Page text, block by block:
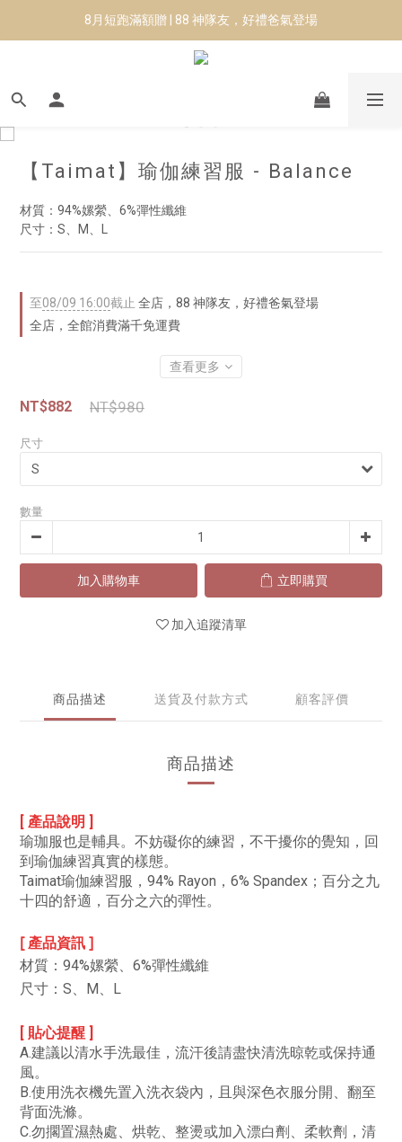
8月短跑滿額贈 | 88 神隊友，好禮爸氣登場
8月短跑滿額贈 | 88 神隊友，好禮爸氣登場
✨CURARING-韓國多功能深層按摩環｜新品預購88折！✨
Manduka-跟著青蛙去旅行｜快閃第二站-台南
【Taimat】瑜伽練習服 - Balance
材質：94%嫘縈、6%彈性纖維
尺寸：S、M、L
至08/09 16:00截止 全店，88 神隊友，好禮爸氣登場
全店，全館消費滿千免運費
查看更多
NT$882 NT$980
尺寸
數量
加入購物車 立即購買
加入追蹤清單
商品描述 送貨及付款方式 顧客評價
商品描述
[ 產品說明 ]
瑜珈服也是輔具。 不妨礙你的練習，不干擾你的覺知，回
到瑜伽練習真實的樣態。
Taimat瑜伽練習服，94% Rayon，6% Spandex；百分之九
十四的舒適，百分之六的彈性。
[ 產品資訊 ]
材質： 94%嫘縈、 6%彈性纖維
尺寸 ：S、M、L
[ 貼心提醒 ]
A.建議以清水手洗最佳，流汗後請盡快清洗晾乾或保持通
風。
B.使用洗衣機先置入洗衣袋內，且與深色衣服分開、翻至
背面洗滌。
C.勿擱置濕熱處、烘乾、整燙或加入漂白劑、柔軟劑，清